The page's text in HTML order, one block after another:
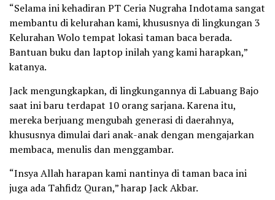
“Selama ini kehadiran PT Ceria Nugraha Indotama sangat
membantu di kelurahan kami, khususnya di lingkungan 3
Kelurahan Wolo tempat lokasi taman baca berada.
Bantuan buku dan laptop inilah yang kami harapkan,”
katanya.
Jack mengungkapkan, di lingkungannya di Labuang Bajo
saat ini baru terdapat 10 orang sarjana. Karena itu,
mereka berjuang mengubah generasi di daerahnya,
khususnya dimulai dari anak-anak dengan mengajarkan
membaca, menulis dan menggambar.
“Insya Allah harapan kami nantinya di taman baca ini
juga ada Tahfidz Quran,” harap Jack Akbar.